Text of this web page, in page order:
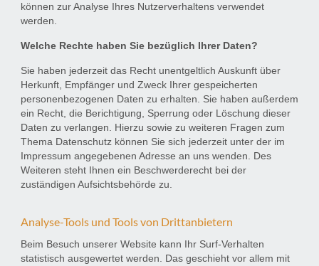
können zur Analyse Ihres Nutzerverhaltens verwendet
werden.
Welche Rechte haben Sie bezüglich Ihrer Daten?
Sie haben jederzeit das Recht unentgeltlich Auskunft über
Herkunft, Empfänger und Zweck Ihrer gespeicherten
personenbezogenen Daten zu erhalten. Sie haben außerdem
ein Recht, die Berichtigung, Sperrung oder Löschung dieser
Daten zu verlangen. Hierzu sowie zu weiteren Fragen zum
Thema Datenschutz können Sie sich jederzeit unter der im
Impressum angegebenen Adresse an uns wenden. Des
Weiteren steht Ihnen ein Beschwerderecht bei der
zuständigen Aufsichtsbehörde zu.
Analyse-Tools und Tools von Drittanbietern
Beim Besuch unserer Website kann Ihr Surf-Verhalten
statistisch ausgewertet werden. Das geschieht vor allem mit